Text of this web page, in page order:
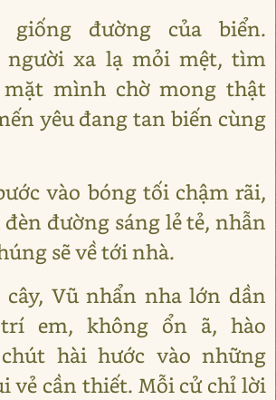
giống đường của biển.
người xa lạ mỏi mệt, tìm
mình chờ mong thật
yêu đang tan biến cùng
vào bóng tối chậm rãi,
đường sáng lẻ tẻ, nhẫn
sẽ về tới nhà.
Vũ nhẩn nha lớn dần
em, không ổn ã, hào
hài hước vào những
vẻ cần thiết. Mỗi cử chỉ lời